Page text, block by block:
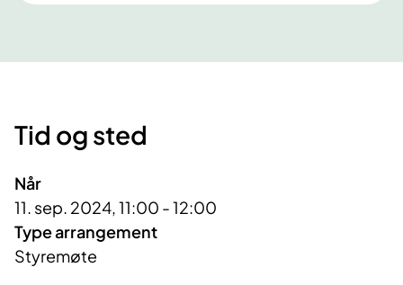
Tid og sted
Når
11. sep. 2024, 11:00 - 12:00
Type arrangement
Styremøte